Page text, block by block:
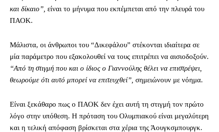
και δίκαιο”, είναι το μήνυμα που εκπέμπεται από την πλευρά του
ΠΑΟΚ.
Μάλιστα, οι άνθρωποι του “Δικεφάλου” στέκονται ιδιαίτερα σε
μία παράμετρο που εξακολουθεί να τους επιτρέπει να αισιοδοξούν.
“Από τη στιγμή που και ο ίδιος ο Γιαννούλης θέλει να επιστρέψει,
θεωρούμε ότι αυτό μπορεί να επιτευχθεί”, σημειώνουν με νόημα.
Είναι ξεκάθαρο πως ο ΠΑΟΚ δεν έχει αυτή τη στιγμή τον πρώτο
λόγο στην υπόθεση. Η πρόταση του Ολυμπιακού είναι μεγαλύτερη
και η τελική απόφαση βρίσκεται στα χέρια της Άουγκσμπουργκ.